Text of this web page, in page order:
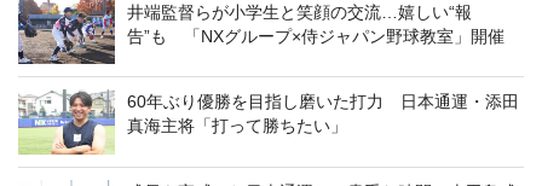
井端監督らが小学生と笑顔の交流…嬉しい“報
告”も 「NXグループ×侍ジャパン野球教室」開催
60年ぶり優勝を目指し磨いた打力 日本通運・添田
真海主将「打って勝ちたい」